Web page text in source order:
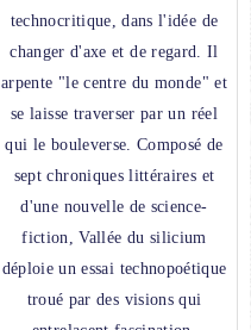
technocritique, dans l'idée de
changer d'axe et de regard. Il
arpente "le centre du monde" et
se laisse traverser par un réel
qui le bouleverse. Composé de
sept chroniques littéraires et
d'une nouvelle de science-
fiction, Vallée du silicium
déploie un essai technopoétique
troué par des visions qui